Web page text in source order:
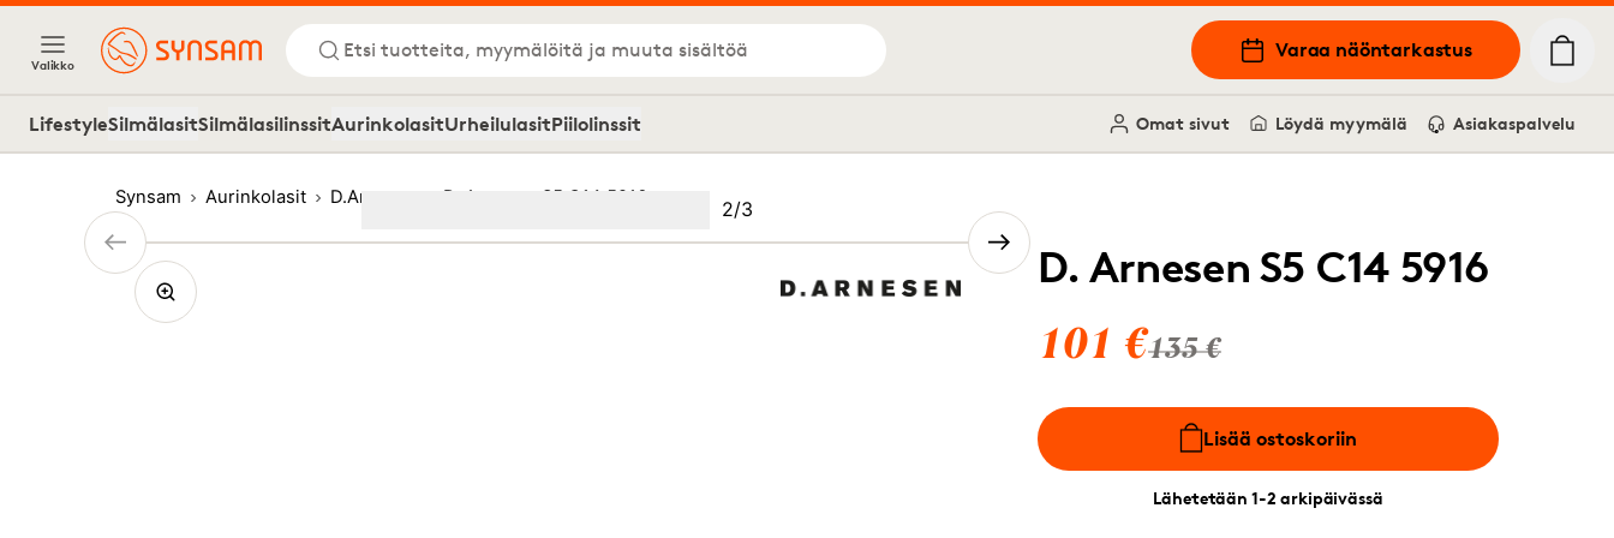
Valikko
Etsi tuotteita, myymälöitä ja muuta sisältöä Varaa näöntarkastus
LifestyleSilmälasitSilmälasilinssitAurinkolasitUrheilulasitPiilolinssit Omat sivut Löydä myymälä Asiakaspalvelu
Synsam Aurinkolasit D.Arnesen D. Arnesen S5 C14 5916
D. Arnesen S5 C14 5916
101 €135 €
Lisää ostoskoriin
Lähetetään 1-2 arkipäivässä
Kuva
2/3
3